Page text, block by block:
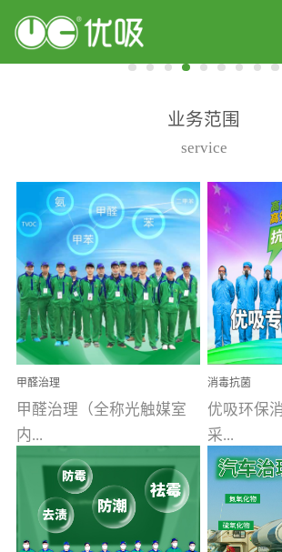
业务范围
service
甲醛治理
甲醛治理（全称光触媒室
内...
空气污染净化治理）工业
文明的进步，创造了多姿
消毒抗菌
优吸环保
采...
用行业公
液，具备